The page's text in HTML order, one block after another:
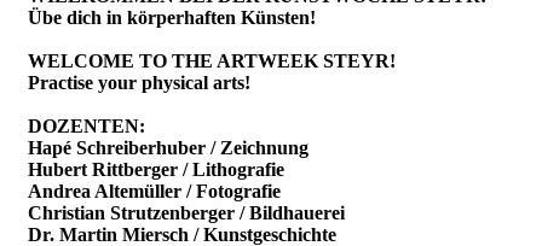
Übe dich in körperhaften Künsten!
WELCOME TO THE ARTWEEK STEYR!
Practise your physical arts!
DOZENTEN:
Hapé Schreiberhuber / Zeichnung
Hubert Rittberger / Lithografie
Andrea Altemüller / Fotografie
Christian Strutzenberger / Bildhauerei
Dr. Martin Miersch / Kunstgeschichte